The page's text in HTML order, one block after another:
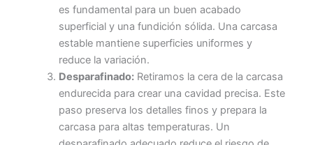
es fundamental para un buen acabado
superficial y una fundición sólida. Una carcasa
estable mantiene superficies uniformes y
reduce la variación.
Desparafinado:Retiramos la cera de la carcasa
endurecida para crear una cavidad precisa. Este
paso preserva los detalles finos y prepara la
carcasa para altas temperaturas. Un